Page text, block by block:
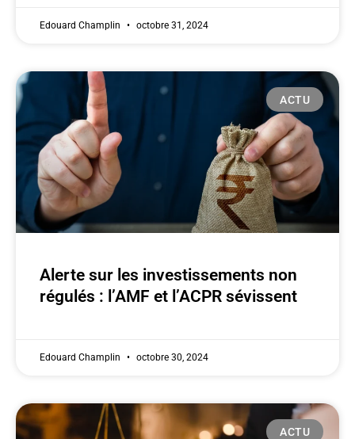
Edouard Champlin octobre 31, 2024
ACTU
Alerte sur les investissements non
régulés : l’AMF et l’ACPR sévissent
Edouard Champlin octobre 30, 2024
ACTU